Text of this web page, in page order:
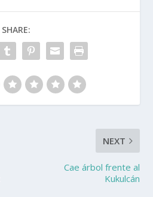
SHARE:
NEXT
Cae árbol frente al
Kukulcán